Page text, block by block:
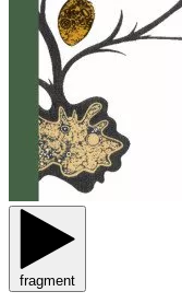
fragment